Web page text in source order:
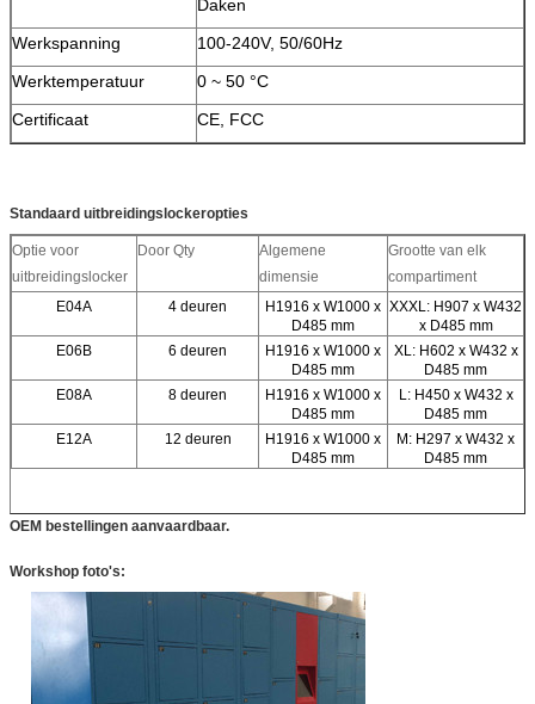
Daken
Werkspanning
100-240V, 50/60Hz
Werktemperatuur
0 ~ 50 °C
Certificaat
CE, FCC
Standaard uitbreidingslockeropties
Optie voor
uitbreidingslocker
Door Qty
Algemene
dimensie
Grootte van elk
compartiment
E04A
4 deuren
H1916 x W1000 x
D485 mm
XXXL: H907 x W432
x D485 mm
E06B
6 deuren
H1916 x W1000 x
D485 mm
XL: H602 x W432 x
D485 mm
E08A
8 deuren
H1916 x W1000 x
D485 mm
L: H450 x W432 x
D485 mm
E12A
12 deuren
H1916 x W1000 x
D485 mm
M: H297 x W432 x
D485 mm
OEM bestellingen aanvaardbaar.
Workshop foto's: